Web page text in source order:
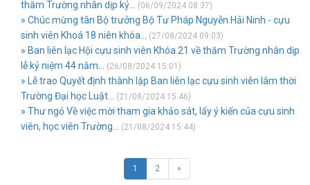
thăm Trường nhân dịp kỷ...
(06/09/2024 08:37)
» Chúc mừng tân Bộ trưởng Bộ Tư Pháp Nguyễn Hải Ninh - cựu
sinh viên Khoá 18 niên khóa...
(27/08/2024 09:03)
» Ban liên lạc Hội cựu sinh viên Khóa 21 về thăm Trường nhân dịp
lễ kỷ niệm 44 năm...
(26/08/2024 15:01)
» Lễ trao Quyết định thành lập Ban liên lạc cựu sinh viên lâm thời
Trường Đại học Luật...
(21/08/2024 15:46)
» Thư ngỏ Về việc mời tham gia khảo sát, lấy ý kiến của cựu sinh
viên, học viên Trường...
(21/08/2024 15:44)
1 2 »